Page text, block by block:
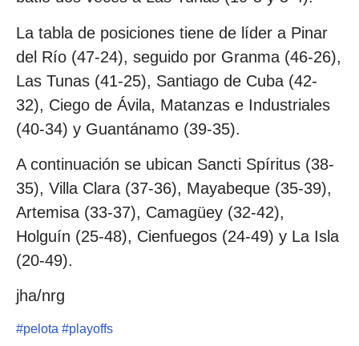
La tabla de posiciones tiene de líder a Pinar
del Río (47-24), seguido por Granma (46-26),
Las Tunas (41-25), Santiago de Cuba (42-
32), Ciego de Ávila, Matanzas e Industriales
(40-34) y Guantánamo (39-35).
A continuación se ubican Sancti Spíritus (38-
35), Villa Clara (37-36), Mayabeque (35-39),
Artemisa (33-37), Camagüey (32-42),
Holguín (25-48), Cienfuegos (24-49) y La Isla
(20-49).
jha/nrg
#pelota #playoffs